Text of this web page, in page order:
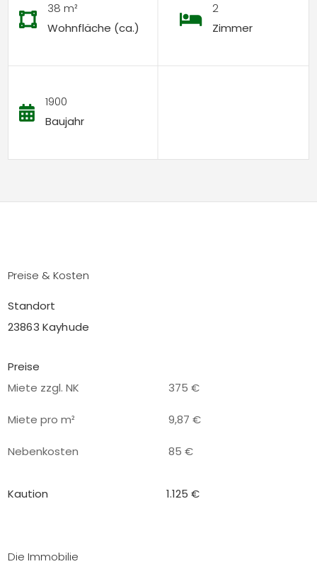
38 m²
Wohnfläche (ca.)
2
Zimmer
1900
Baujahr
Preise & Kosten
Standort
23863 Kayhude
Preise
Miete zzgl. NK
375 €
Miete pro m² 9,87 €
Nebenkosten 85 €
Kaution 1.125 €
Die Immobilie